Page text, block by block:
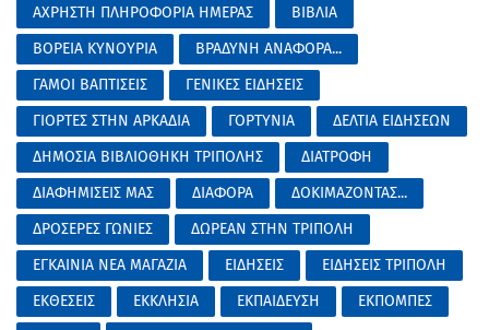
ΑΧΡΗΣΤΗ ΠΛΗΡΟΦΟΡΙΑ ΗΜΕΡΑΣ
ΒΙΒΛΙΑ
ΒΟΡΕΙΑ ΚΥΝΟΥΡΙΑ
ΒΡΑΔΥΝΗ ΑΝΑΦΟΡΑ...
ΓΑΜΟΙ ΒΑΠΤΙΣΕΙΣ
ΓΕΝΙΚΕΣ ΕΙΔΗΣΕΙΣ
ΓΙΟΡΤΕΣ ΣΤΗΝ ΑΡΚΑΔΙΑ
ΓΟΡΤΥΝΙΑ
ΔΕΛΤΙΑ ΕΙΔΗΣΕΩΝ
ΔΗΜΟΣΙΑ ΒΙΒΛΙΟΘΗΚΗ ΤΡΙΠΟΛΗΣ
ΔΙΑΤΡΟΦΗ
ΔΙΑΦΗΜΙΣΕΙΣ ΜΑΣ
ΔΙΑΦΟΡΑ
ΔΟΚΙΜΑΖΟΝΤΑΣ...
ΔΡΟΣΕΡΕΣ ΓΩΝΙΕΣ
ΔΩΡΕΑΝ ΣΤΗΝ ΤΡΙΠΟΛΗ
ΕΓΚΑΙΝΙΑ ΝΕΑ ΜΑΓΑΖΙΑ
ΕΙΔΗΣΕΙΣ
ΕΙΔΗΣΕΙΣ ΤΡΙΠΟΛΗ
ΕΚΘΕΣΕΙΣ
ΕΚΚΛΗΣΙΑ ΕΚΠΑΙΔΕΥΣΗ
ΕΚΠΟΜΠΕΣ